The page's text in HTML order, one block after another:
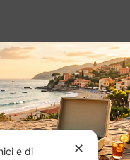
usati
✕
e di